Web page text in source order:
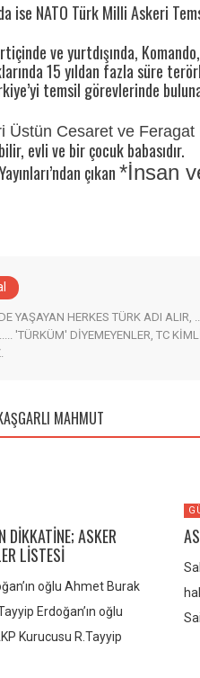
ise NATO Türk Milli Askeri
ve yurtdışında,
15 yıldan fazla süre
temsil görevlerinde
Üstün Cesaret ve Feragat
evli ve bir çocuk babasıdır.
çıkan*İnsan
YAŞAYAN HERKES TÜRK ADI
'TÜRKÜM' DİYEMEYENLER, TC
MAHMUT
DİKKATİNE; ASKER
LİSTESİ
oğlu Ahmet Burak
Erdoğan’ın oğlu
Kurucusu R.Tayyip